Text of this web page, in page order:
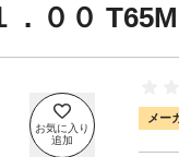
００ T65M
メー